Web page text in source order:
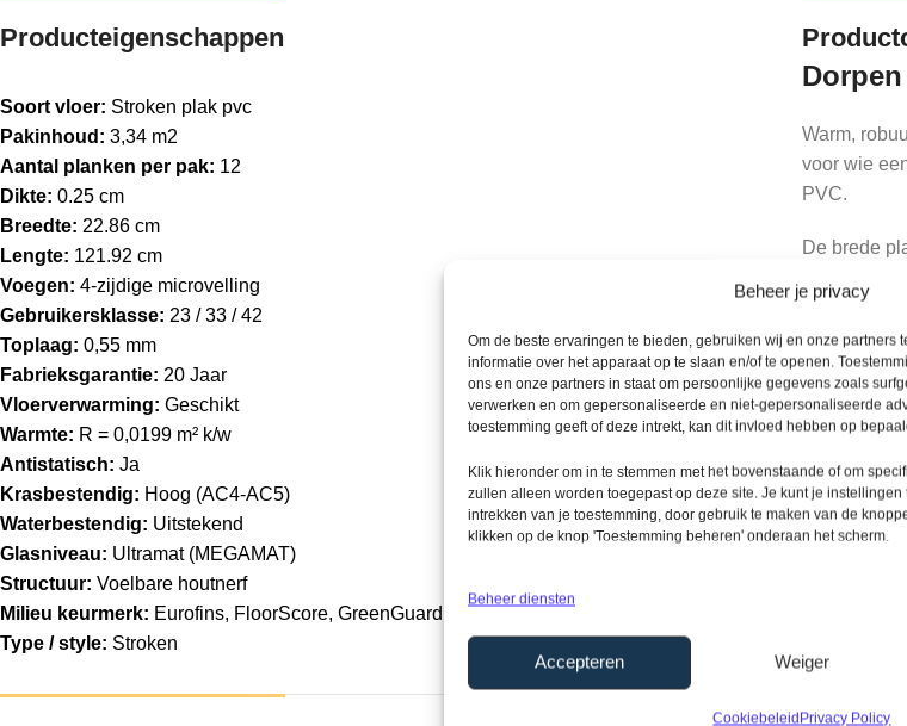
Beheer je privacy
Om de beste ervaringen te bieden, gebruiken wij en onze partners
informatie over het apparaat op te slaan en/of te openen.
ons en onze partners in staat om persoonlijke gegevens zoals
verwerken en om gepersonaliseerde en niet-gepersonaliseerde
toestemming geeft of deze intrekt, kan dit invloed hebben op
Klik hieronder om in te stemmen met het bovenstaande of om
zullen alleen worden toegepast op deze site. Je kunt je
intrekken van je toestemming, door gebruik te maken van de
klikken op de knop 'Toestemming beheren' onderaan het scherm.
Beheer diensten
Accepteren Weiger
CookiebeleidPrivacy Policy
Producteigenschappen
Soort vloer: Stroken plak pvc
Pakinhoud: 3,34 m2
Aantal planken per pak: 12
Dikte: 0.25 cm
Breedte: 22.86 cm
Lengte: 121.92 cm
Voegen: 4-zijdige microvelling
Gebruikersklasse: 23 / 33 / 42
Toplaag: 0,55 mm
Fabrieksgarantie: 20 Jaar
Vloerverwarming: Geschikt
Warmte: R = 0,0199 m² k/w
Antistatisch: Ja
Krasbestendig: Hoog (AC4-AC5)
Waterbestendig: Uitstekend
Glasniveau: Ultramat (MEGAMAT)
Structuur: Voelbare houtnerf
Milieu keurmerk: Eurofins, FloorScore, GreenGuard, emissieklasse A+
Type / style: Stroken
Warm,
voor wie
PVC.
De brede
De donkere
Dankzij de
hout,
Deze
wordt
De subtiele